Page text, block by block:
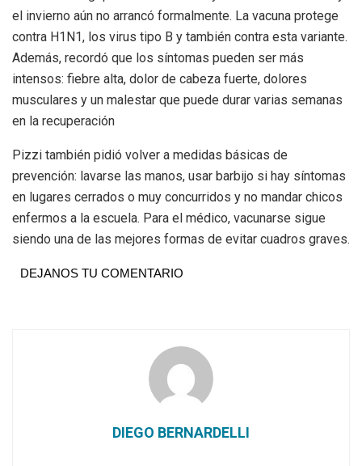
el invierno aún no arrancó formalmente. La vacuna protege
contra H1N1, los virus tipo B y también contra esta variante.
Además, recordó que los síntomas pueden ser más
intensos: fiebre alta, dolor de cabeza fuerte, dolores
musculares y un malestar que puede durar varias semanas
en la recuperación
Pizzi también pidió volver a medidas básicas de
prevención: lavarse las manos, usar barbijo si hay síntomas
en lugares cerrados o muy concurridos y no mandar chicos
enfermos a la escuela. Para el médico, vacunarse sigue
siendo una de las mejores formas de evitar cuadros graves.
DEJANOS TU COMENTARIO
DIEGO BERNARDELLI